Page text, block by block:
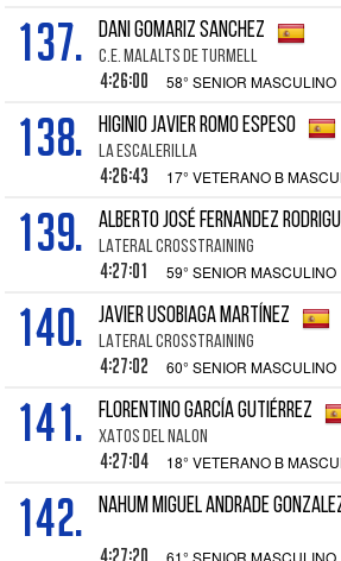
137. DANI GOMARIZ SANCHEZ
C.E. MALALTS DE TURMELL
4:26:00 58° SENIOR MASCULINO
138. HIGINIO JAVIER ROMO ESPESO
LA ESCALERILLA
4:26:43 17° VETERANO B
139. ALBERTO JOSÉ FERNANDEZ
LATERAL CROSSTRAINING
4:27:01 59° SENIOR MASCULINO
140. JAVIER USOBIAGA MARTÍNEZ
LATERAL CROSSTRAINING
4:27:02 60° SENIOR MASCULINO
141. FLORENTINO GARCÍA GUTIÉRREZ
XATOS DEL NALON
4:27:04 18° VETERANO B
142. NAHUM MIGUEL ANDRADE
4:27:20 61° SENIOR MASCULINO